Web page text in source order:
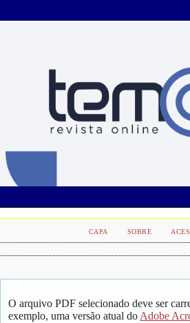
CAPA SOBRE
O arquivo PDF selecionado deve ser
exemplo, uma versão atual do Adobe